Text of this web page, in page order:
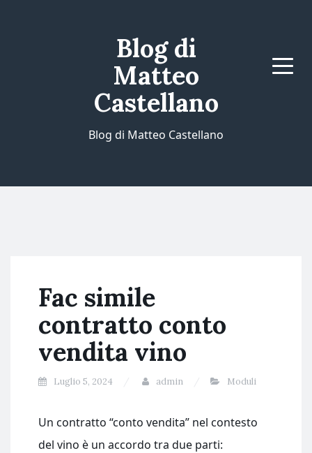
Blog di
Matteo
Castellano
Blog di Matteo Castellano
Menu
Fac simile
contratto conto
vendita vino
Luglio 5, 2024 admin Moduli
Un contratto “conto vendita” nel contesto
del vino è un accordo tra due parti: